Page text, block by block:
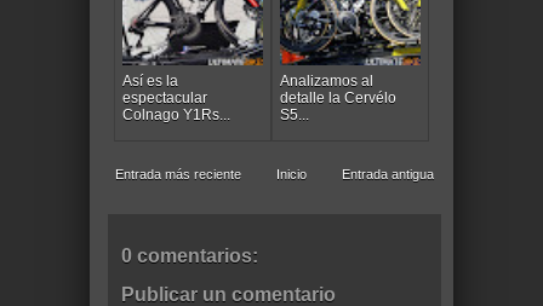
Así es la
espectacular
Colnago Y1Rs...
Analizamos al
detalle la Cervélo
S5...
Entrada más reciente Entrada antigua
Inicio
0 comentarios:
Publicar un comentario